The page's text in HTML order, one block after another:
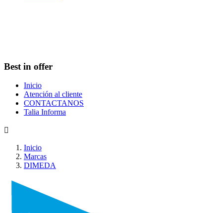
Best in offer
Inicio
Atención al cliente
CONTACTANOS
Talia Informa

Inicio
Marcas
DIMEDA